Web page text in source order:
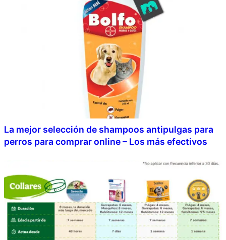
La mejor selección de shampoos antipulgas para
perros para comprar online – Los más efectivos